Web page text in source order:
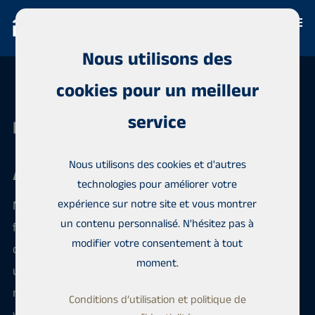
Habita Vaasa
Acheter une propriété à Vaasa
Nous avons un registre complet des propriétés à la
fois localement et globalement, et ajoutons
quotidiennement de nouvelles maisons. Vous aurez
un représentant qui vous présentera le meilleur
mélange de maisons potentielles et organisera les
Nous utilisons des
cookies pour un meilleur
service
Nous utilisons des cookies et d'autres
technologies pour améliorer votre
expérience sur notre site et vous montrer
un contenu personnalisé. N'hésitez pas à
modifier votre consentement à tout
moment.
Conditions d’utilisation et politique de